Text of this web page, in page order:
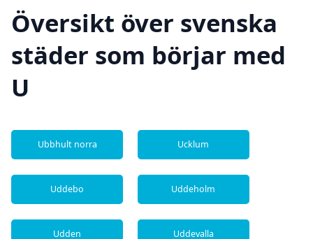
Översikt över svenska
städer som börjar med
U
Ubbhult norra Ucklum
Uddebo Uddeholm
Udden Uddevalla